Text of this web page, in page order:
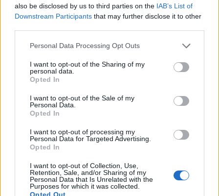
also be disclosed by us to third parties on the IAB’s List of
Downstream Participants that may further disclose it to other
Personal Data Processing Opt Outs
I want to opt-out of the Sharing of my
personal data.
Opted In
I want to opt-out of the Sale of my
Personal Data.
Opted In
I want to opt-out of processing my
Personal Data for Targeted Advertising.
Opted In
I want to opt-out of Collection, Use,
Retention, Sale, and/or Sharing of my
Personal Data that Is Unrelated with the
Purposes for which it was collected.
Opted Out
Soluzioni Parole Guru Livello 1477
Soluzioni Parole Guru Livello 1479
Soluzioni Parole Guru Livello 1480